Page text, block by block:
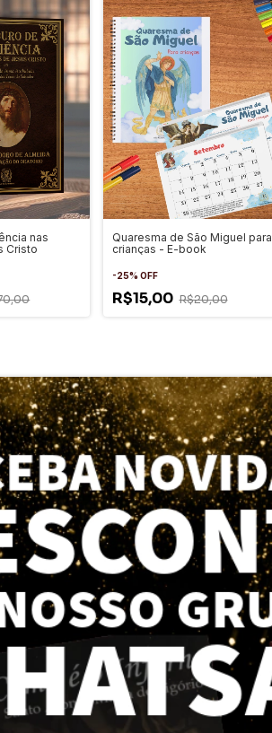
nas
Cristo
Quaresma de São Miguel para
crianças - E-book
-25% OFF
R$15,00 R$20,00